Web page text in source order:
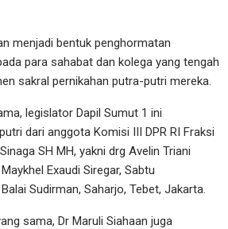
menjadi bentuk penghormatan
para sahabat dan kolega yang tengah
sakral pernikahan putra-putri mereka.
legislator Dapil Sumut 1 ini
dari anggota Komisi III DPR RI Fraksi
SH MH, yakni drg Avelin Triani
Exaudi Siregar, Sabtu
Sudirman, Saharjo, Tebet, Jakarta.
sama, Dr Maruli Siahaan juga